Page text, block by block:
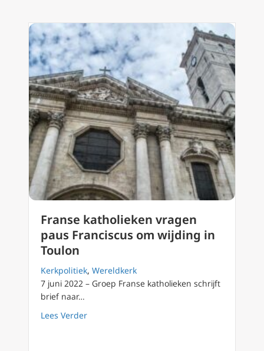
Franse katholieken vragen
paus Franciscus om wijding in
Toulon
Kerkpolitiek, Wereldkerk
7 juni 2022 – Groep Franse katholieken schrijft
brief naar…
Lees Verderabout Franse katholieken vragen paus